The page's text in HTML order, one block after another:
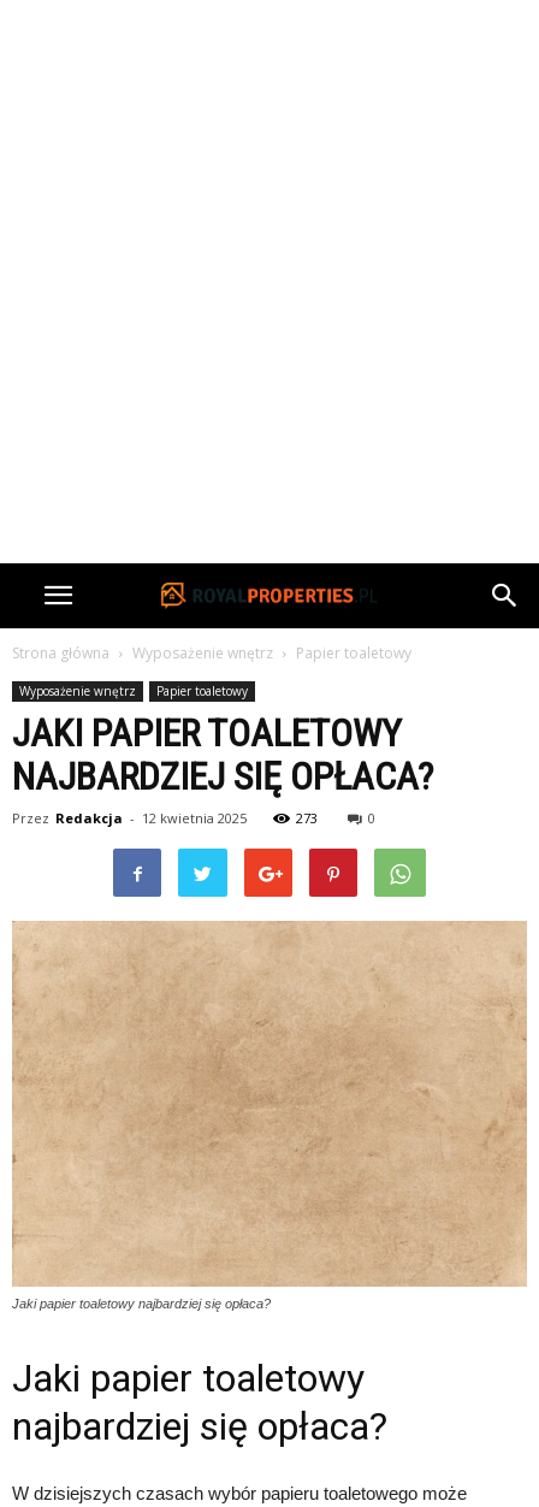
Strona główna Wyposażenie wnętrz Papier toaletowy
Wyposażenie wnętrz Papier toaletowy
JAKI PAPIER TOALETOWY
NAJBARDZIEJ SIĘ OPŁACA?
Przez Redakcja - 12 kwietnia 2025 273 0
Jaki papier toaletowy najbardziej się opłaca?
Jaki papier toaletowy
najbardziej się opłaca?
W dzisiejszych czasach wybór papieru toaletowego może